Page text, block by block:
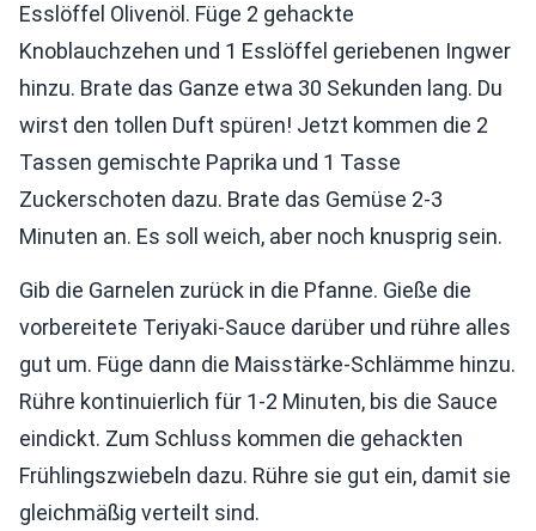
Esslöffel Olivenöl. Füge 2 gehackte
Knoblauchzehen und 1 Esslöffel geriebenen Ingwer
hinzu. Brate das Ganze etwa 30 Sekunden lang. Du
wirst den tollen Duft spüren! Jetzt kommen die 2
Tassen gemischte Paprika und 1 Tasse
Zuckerschoten dazu. Brate das Gemüse 2-3
Minuten an. Es soll weich, aber noch knusprig sein.
Gib die Garnelen zurück in die Pfanne. Gieße die
vorbereitete Teriyaki-Sauce darüber und rühre alles
gut um. Füge dann die Maisstärke-Schlämme hinzu.
Rühre kontinuierlich für 1-2 Minuten, bis die Sauce
eindickt. Zum Schluss kommen die gehackten
Frühlingszwiebeln dazu. Rühre sie gut ein, damit sie
gleichmäßig verteilt sind.